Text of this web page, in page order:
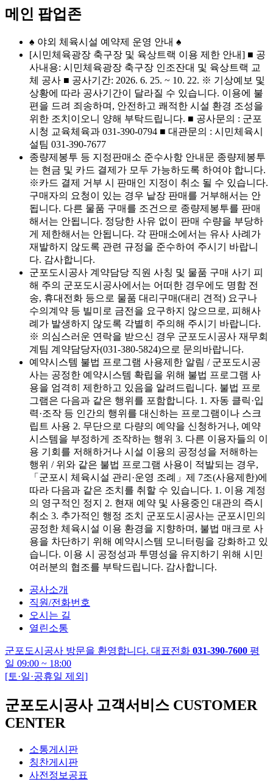
메인 팝업존
♠ 야외 체육시설 예약제 운영 안내 ♠
[시민체육광장 축구장 및 육상트랙 이용 제한 안내] ■ 공
사내용: 시민체육광장 축구장 인조잔대 및 육상트랙 교
체 공사 ■ 공사기간: 2026. 6. 25. ~ 10. 22. ※ 기상예보 및
상황에 따라 공사기간이 달라질 수 있습니다. 이용에 불
편을 드려 죄송하며, 안전하고 쾌적한 시설 환경 조성을
위한 조치이오니 양해 부탁드립니다. ■ 공사문의 : 군포
시청 교육체육과 031-390-0794 ■ 대관문의 : 시민체육시
설팀 031-390-7677
종량제봉투 등 지정판매소 준수사항 안내문 종량제봉투
는 현금 및 카드 결제가 모두 가능하도록 하여야 합니다.
※카드 결제 거부 시 판매인 지정이 취소 될 수 있습니다.
구매자의 요청이 있는 경우 낱장 판매를 거부해서는 안
됩니다. 다른 물품 구매를 조건으로 종량제봉투를 판매
해서는 안됩니다. 정당한 사유 없이 판매 수량을 부당하
게 제한해서는 안됩니다. 각 판매소에서는 유사 사례가
재발하지 않도록 관련 규정을 준수하여 주시기 바랍니
다. 감사합니다.
군포도시공사 계약담당 직원 사칭 및 물품 구매 사기 피
해 주의 군포도시공사에서는 어떠한 경우에도 명함 전
송, 휴대전화 등으로 물품 대리구매(대리 견적) 요구나
수의계약 등 빌미로 금전을 요구하지 않으므로, 피해사
례가 발생하지 않도록 각별히 주의해 주시기 바랍니다.
※ 의심스러운 연락을 받으신 경우 군포도시공사 재무회
계팀 계약담당자(031-380-5824)으로 문의바랍니다.
예약시스템 불법 프로그램 사용제한 알림 / 군포도시공
사는 공정한 예약시스템 확립을 위해 불법 프로그램 사
용을 엄격히 제한하고 있음을 알려드립니다. 불법 프로
그램은 다음과 같은 행위를 포함합니다. 1. 자동 클릭·입
력·조작 등 인간의 행위를 대신하는 프로그램이나 스크
립트 사용 2. 무단으로 다량의 예약을 신청하거나, 예약
시스템을 부정하게 조작하는 행위 3. 다른 이용자들의 이
용 기회를 저해하거나 시설 이용의 공정성을 저해하는
행위 / 위와 같은 불법 프로그램 사용이 적발되는 경우,
「군포시 체육시설 관리·운영 조례」제 7조(사용제한)에
따라 다음과 같은 조치를 취할 수 있습니다. 1. 이용 계정
의 영구적인 정지 2. 현재 예약 및 사용중인 대관의 즉시
취소 3. 추가적인 행정 조치 군포도시공사는 군포시민의
공정한 체육시설 이용 환경을 지향하며, 불법 매크로 사
용을 차단하기 위해 예약시스템 모니터링을 강화하고 있
습니다. 이용 시 공정성과 투명성을 유지하기 위해 시민
여러분의 협조를 부탁드립니다. 감사합니다.
공사소개
직원/전화번호
오시는 길
열린소통
군포도시공사 방문을 환영합니다. 대표전화 031-390-7600 평
일 09:00 ~ 18:00
[토·일·공휴일 제외]
군포도시공사 고객서비스 CUSTOMER
CENTER
소통게시판
칭찬게시판
사전정보공표